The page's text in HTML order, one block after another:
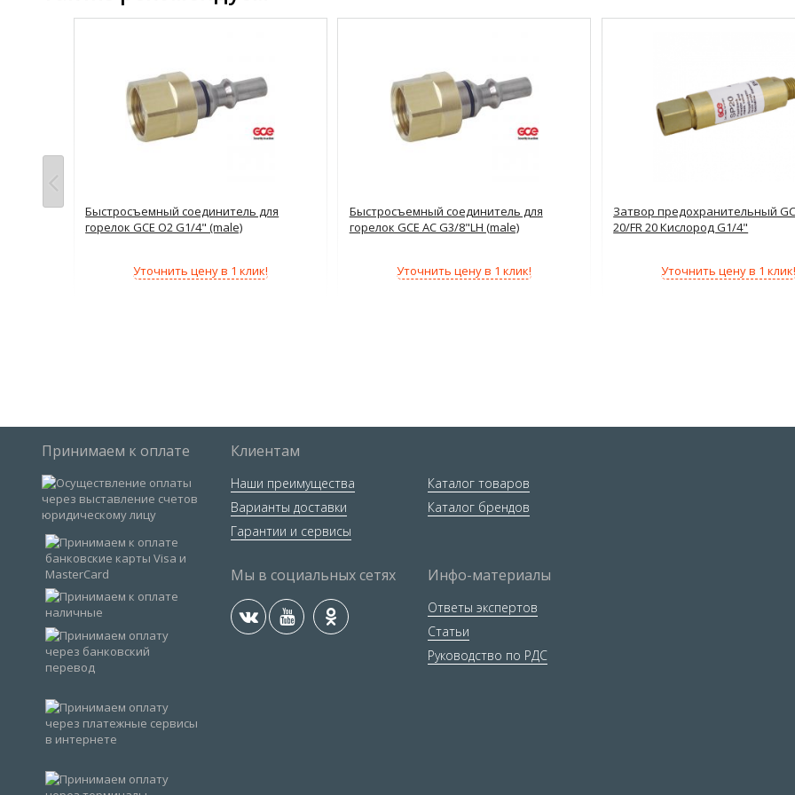
Быстросъемный соединитель для
горелок GCE O2 G1/4" (male)
Уточнить цену в 1 клик!
Быстросъемный соединитель для
горелок GCE AC G3/8"LH (male)
Уточнить цену в 1 клик!
Затвор предохранительный
20/FR 20 Кислород G1/4"
Уточнить цену в 1 клик!
Принимаем к оплате Клиентам
Наши преимущества
Варианты доставки
Гарантии и сервисы
Каталог товаров
Каталог брендов
Мы в социальных сетях Инфо-материалы
Ответы экспертов
Статьи
Руководство по РДС